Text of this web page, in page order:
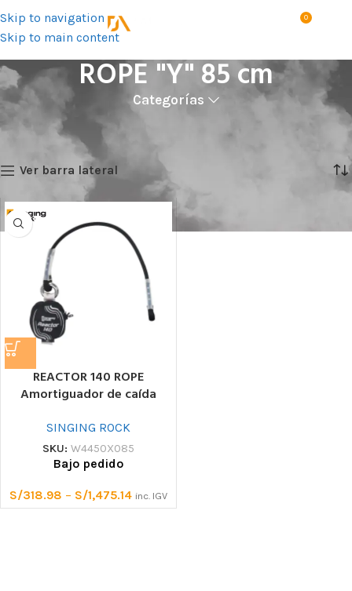
Skip to navigation
Skip to main content
MENÚ 0
ROPE "Y" 85 cm
Categorías
Talla del producto
Mostrando el único resultado
Ver barra lateral
REACTOR 140 ROPE
Amortiguador de caída
SINGING ROCK
SKU: W4450X085
Bajo pedido
S/318.98 – S/1,475.14 inc. IGV